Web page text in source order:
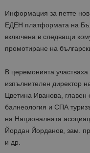
Информация за петте
ЕДЕН платформата на
включенa в следващи
промотиране на
В церемонията
изпълнителен директор
Цветина Иванова, главен
балнеология и СПА
на Националната
Йордан Йорданов, зам.
и др.